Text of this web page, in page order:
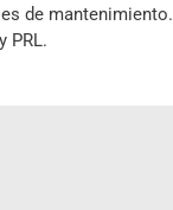
de mantenimiento.
PRL.